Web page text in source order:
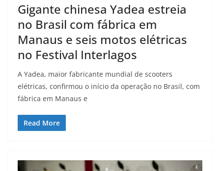
Gigante chinesa Yadea estreia
no Brasil com fábrica em
Manaus e seis motos elétricas
no Festival Interlagos
A Yadea, maior fabricante mundial de scooters
elétricas, confirmou o início da operação no Brasil, com
fábrica em Manaus e
Read More